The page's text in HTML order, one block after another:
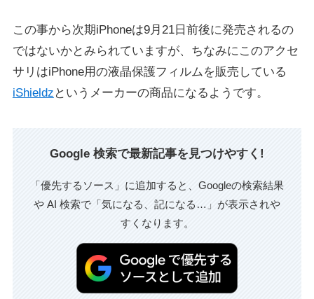
この事から次期iPhoneは9月21日前後に発売されるの
ではないかとみられていますが、ちなみにこのアクセ
サリはiPhone用の液晶保護フィルムを販売している
iShieldz というメーカーの商品になるようです。
Google 検索で最新記事を見つけやすく!
「優先するソース」に追加すると、Googleの検索結果
や AI 検索で「気になる、記になる…」が表示されや
すくなります。